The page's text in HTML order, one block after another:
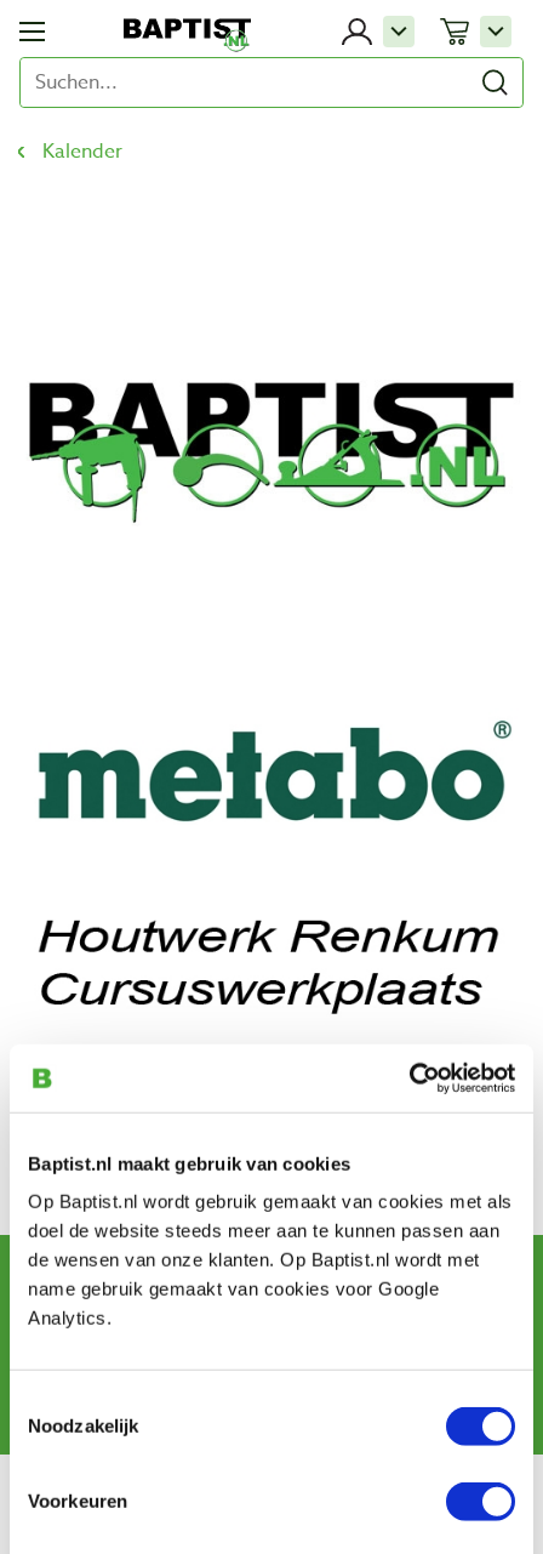
Baptist.nl maakt gebruik van cookies
Op Baptist.nl wordt gebruik gemaakt van cookies met als
doel de website steeds meer aan te kunnen passen aan
de wensen van onze klanten. Op Baptist.nl wordt met
name gebruik gemaakt van cookies voor Google
Analytics.
Noodzakelijk
Voorkeuren
Kalender
Newsletter abonnieren
und erhalten Sie Angebote, neue Produkte und Tipps.
Kundendienst